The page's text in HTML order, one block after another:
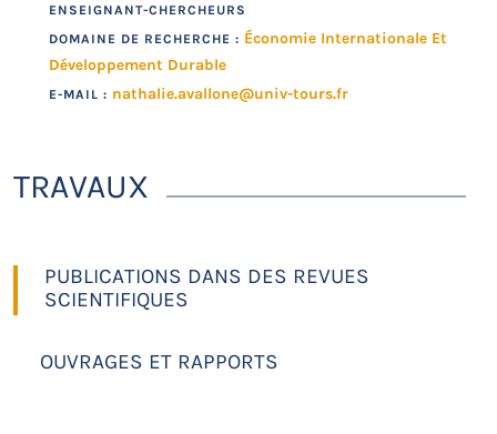
ENSEIGNANT-CHERCHEURS
DOMAINE DE RECHERCHE : Économie Internationale Et
Développement Durable
E-MAIL : nathalie.avallone@univ-tours.fr
TRAVAUX
PUBLICATIONS DANS DES REVUES
SCIENTIFIQUES
OUVRAGES ET RAPPORTS